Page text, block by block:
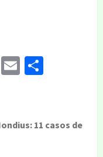
Pinterest
Email
11 casos de